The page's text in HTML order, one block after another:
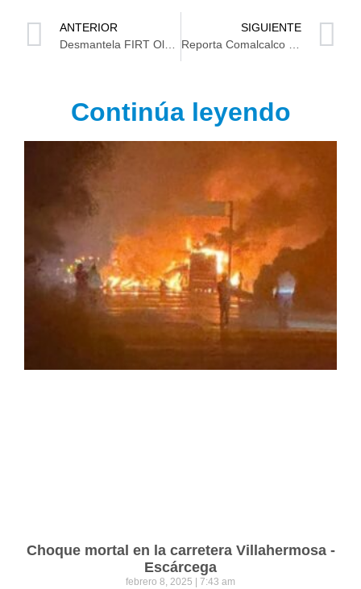
ANTERIOR
SIGUIENTE
Continúa leyendo
Choque mortal en la carretera Villahermosa -
Escárcega
febrero 8, 2025 7:43 am